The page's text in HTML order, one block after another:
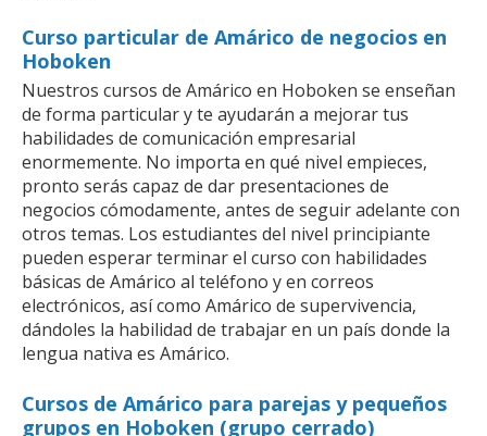
Curso particular de Amárico de negocios en
Hoboken
Nuestros cursos de Amárico en Hoboken se enseñan
de forma particular y te ayudarán a mejorar tus
habilidades de comunicación empresarial
enormemente. No importa en qué nivel empieces,
pronto serás capaz de dar presentaciones de
negocios cómodamente, antes de seguir adelante con
otros temas. Los estudiantes del nivel principiante
pueden esperar terminar el curso con habilidades
básicas de Amárico al teléfono y en correos
electrónicos, así como Amárico de supervivencia,
dándoles la habilidad de trabajar en un país donde la
lengua nativa es Amárico.
Cursos de Amárico para parejas y pequeños
grupos en Hoboken (grupo cerrado)